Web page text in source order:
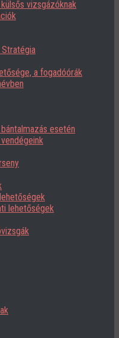
vizsgázóknak
a fogadóórák
esetén
lehetőségek